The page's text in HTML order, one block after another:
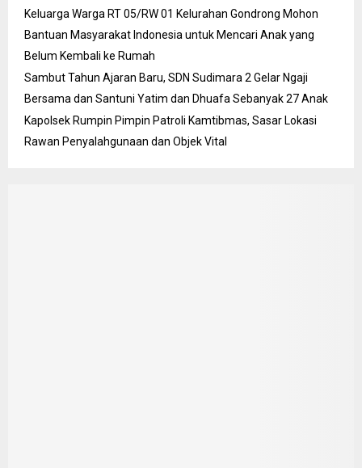
Keluarga Warga RT 05/RW 01 Kelurahan Gondrong Mohon
Bantuan Masyarakat Indonesia untuk Mencari Anak yang
Belum Kembali ke Rumah
Sambut Tahun Ajaran Baru, SDN Sudimara 2 Gelar Ngaji
Bersama dan Santuni Yatim dan Dhuafa Sebanyak 27 Anak
Kapolsek Rumpin Pimpin Patroli Kamtibmas, Sasar Lokasi
Rawan Penyalahgunaan dan Objek Vital